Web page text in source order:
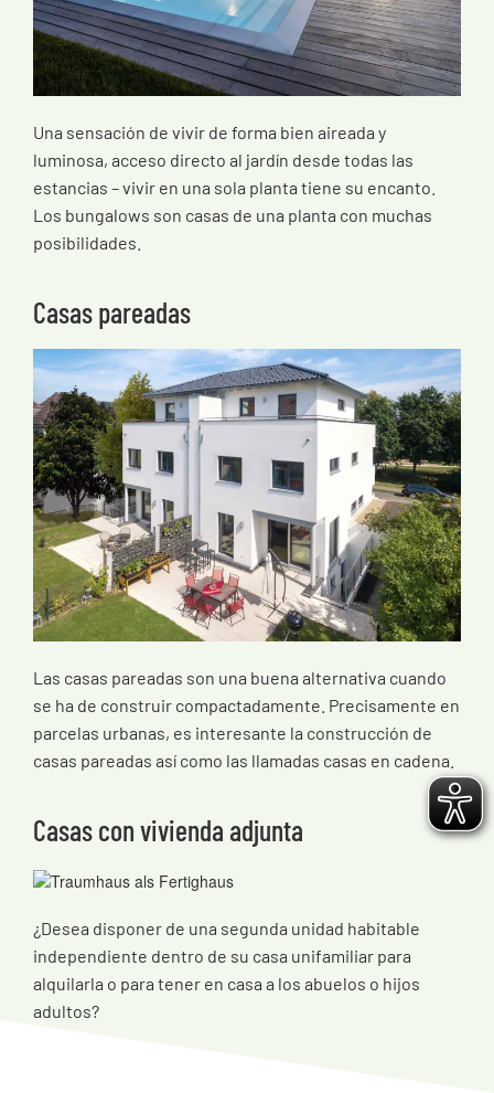
Una sensación de vivir de forma bien aireada y
luminosa, acceso directo al jardín desde todas las
estancias – vivir en una sola planta tiene su encanto.
Los bungalows son casas de una planta con muchas
posibilidades.
Casas pareadas
Las casas pareadas son una buena alternativa cuando
se ha de construir compactadamente. Precisamente en
parcelas urbanas, es interesante la construcción de
casas pareadas así como las llamadas casas en cadena.
Casas con vivienda adjunta
¿Desea disponer de una segunda unidad habitable
independiente dentro de su casa unifamiliar para
alquilarla o para tener en casa a los abuelos o hijos
adultos?